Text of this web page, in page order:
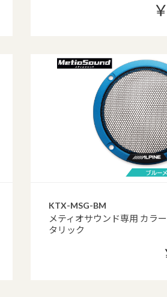
KTX-MSG-BM
メティオサウンド専用 カラ
タリック